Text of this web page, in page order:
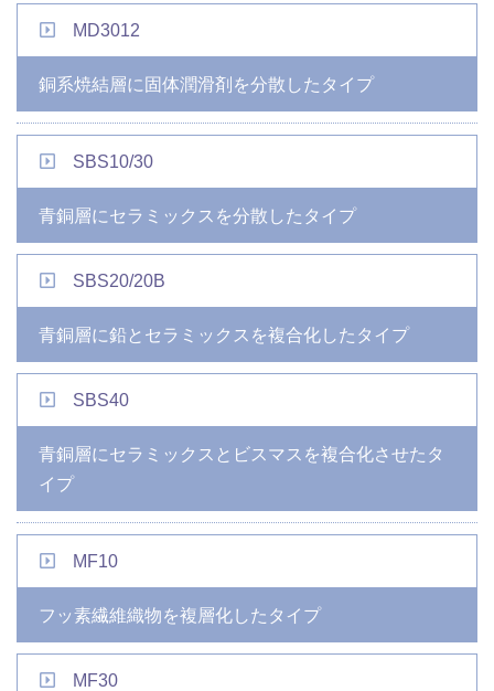
MD3012
銅系焼結層に固体潤滑剤を分散したタイプ
SBS10/30
青銅層にセラミックスを分散したタイプ
SBS20/20B
青銅層に鉛とセラミックスを複合化したタイプ
SBS40
青銅層にセラミックスとビスマスを複合化させたタ
イプ
MF10
フッ素繊維織物を複層化したタイプ
MF30